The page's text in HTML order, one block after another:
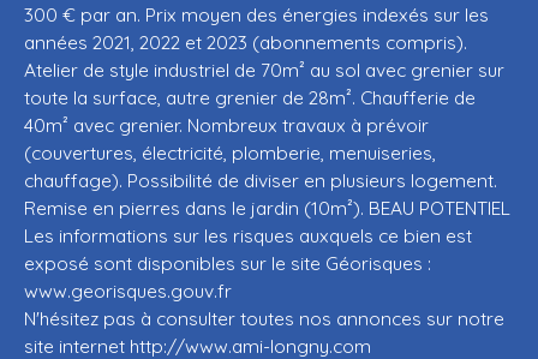
300 € par an. Prix moyen des énergies indexés sur les
années 2021, 2022 et 2023 (abonnements compris).
Atelier de style industriel de 70m² au sol avec grenier sur
toute la surface, autre grenier de 28m². Chaufferie de
40m² avec grenier. Nombreux travaux à prévoir
(couvertures, électricité, plomberie, menuiseries,
chauffage). Possibilité de diviser en plusieurs logement.
Remise en pierres dans le jardin (10m²). BEAU POTENTIEL
Les informations sur les risques auxquels ce bien est
exposé sont disponibles sur le site Géorisques :
www.georisques.gouv.fr
N'hésitez pas à consulter toutes nos annonces sur notre
site internet http://www.ami-longny.com